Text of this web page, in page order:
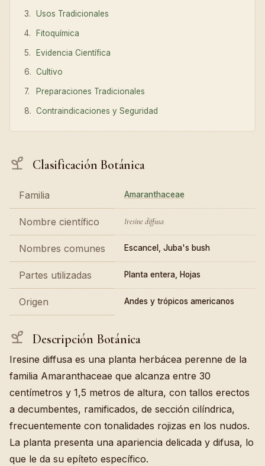
Usos Tradicionales
Fitoquímica
Evidencia Científica
Cultivo
Preparaciones Tradicionales
Contraindicaciones y Seguridad
Clasificación Botánica
Familia Amaranthaceae
Nombre científico Iresine diffusa
Nombres comunes Escancel, Juba's bush
Partes utilizadas Planta entera, Hojas
Origen Andes y trópicos americanos
Descripción Botánica
Iresine diffusa es una planta herbácea perenne de la
familia Amaranthaceae que alcanza entre 30
centímetros y 1,5 metros de altura, con tallos erectos
a decumbentes, ramificados, de sección cilíndrica,
frecuentemente con tonalidades rojizas en los nudos.
La planta presenta una apariencia delicada y difusa, lo
que le da su epíteto específico.